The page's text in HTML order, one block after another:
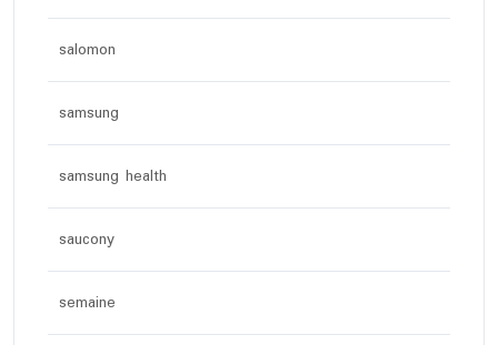
salomon
samsung
samsung health
saucony
semaine